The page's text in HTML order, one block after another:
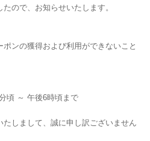
ので、お知らせいたします。
ンの獲得および利用ができないこと
頃 ～ 午後6時頃まで
しまして、誠に申し訳ございません